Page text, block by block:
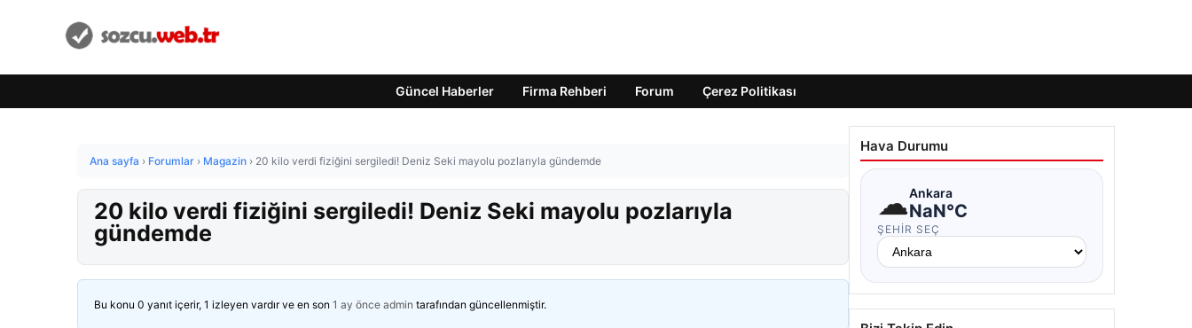
Güncel Haberler Firma Rehberi Forum Çerez Politikası
Ana sayfa › Forumlar › Magazin › 20 kilo verdi fiziğini sergiledi! Deniz Seki mayolu pozlarıyla gündemde
20 kilo verdi fiziğini sergiledi! Deniz Seki mayolu pozlarıyla
gündemde
Bu konu 0 yanıt içerir, 1 izleyen vardır ve en son 1 ay önce admin tarafından güncellenmiştir.
Hava Durumu
☁Ankara
NaN°C
ŞEHIR SEÇ